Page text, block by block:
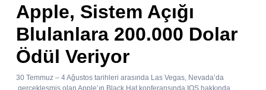
Apple, Sistem Açığı
Blulanlara 200.000 Dolar
Ödül Veriyor
30 Temmuz – 4 Ağustos tarihleri arasında Las Vegas, Nevada’da
gerçekleşmiş olan Apple’ın Black Hat konferansında IOS hakkında